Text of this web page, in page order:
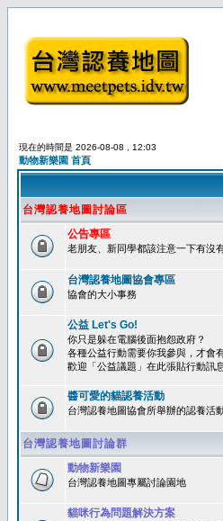
現在的時間是 2026-08-08 , 12:03
動物新樂園 首頁
台灣認養地圖討論區
公告專區
老朋友、新同學都該注意一下有沒
台灣認養地圖協會專區
協會的大小事務
公益 Let's Go!
你只是躲在電腦後面抱怨政府？
各種公益行動需要你我參與，才會
歡迎「公益議題」在此張貼行動訊息
醬可愛的貓認養活動
台灣認養地圖協會所舉辦的認養活
台灣認養地圖討論群
動物新樂園
台灣認養地圖專屬討論園地
貓咪行為問題解決方案